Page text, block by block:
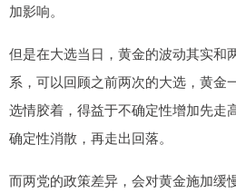
加影响。
但是在大选当日，黄金的波动其实和
系，可以回顾之前两次的大选，黄金
选情胶着，得益于不确定性增加先走
确定性消散，再走出回落。
而两党的政策差异，会对黄金施加缓